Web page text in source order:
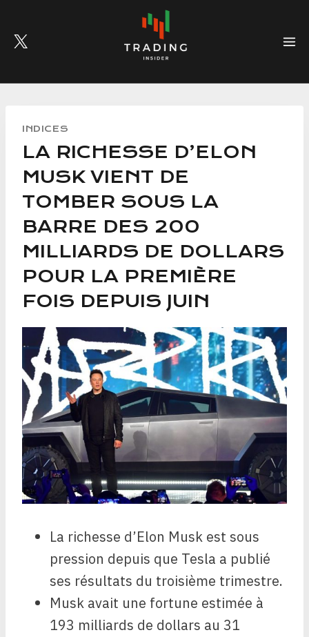
content
INDICES
LA RICHESSE D’ELON
MUSK VIENT DE
TOMBER SOUS LA
BARRE DES 200
MILLIARDS DE DOLLARS
POUR LA PREMIÈRE
FOIS DEPUIS JUIN
La richesse d’Elon Musk est sous
pression depuis que Tesla a publié
ses résultats du troisième trimestre.
Musk avait une fortune estimée à
193 milliards de dollars au 31